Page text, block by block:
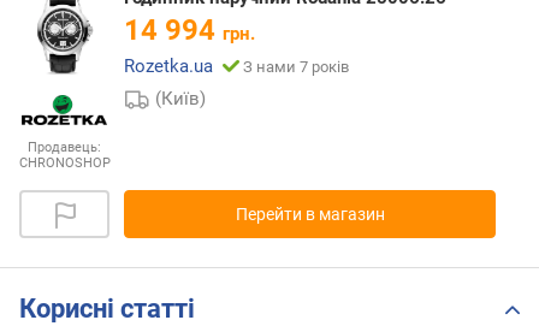
Продавець:
CHRONOSHOP
14 994 грн.
Rozetka.ua
З нами 7 років
(Київ)
Перейти в магазин
Корисні статті